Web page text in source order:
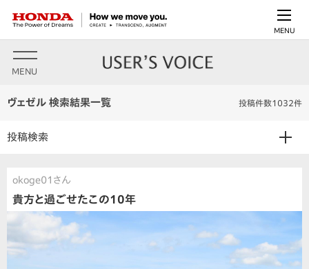
MENU
MENU
ヴェゼル 検索結果一覧 投稿件数1032件
投稿検索
okoge01さん
貴方と過ごせたこの10年